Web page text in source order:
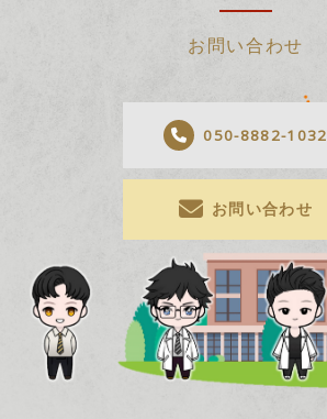
お問い合わせ
050-8882-1032
お問い合わせ